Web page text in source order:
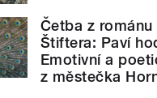
Četba z románu
Štiftera: Paví
Emotivní a
z městečka